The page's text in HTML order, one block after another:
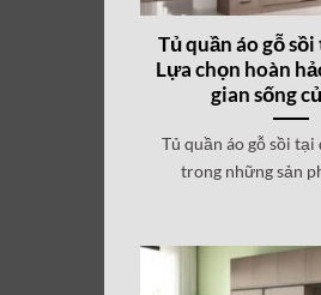
Tủ quần áo gỗ
Lựa chọn hoàn
gian sống
Tủ quần áo gỗ sồi
trong những sản